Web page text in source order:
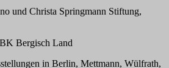
und Christa Springmann Stiftung,
Bergisch Land
in Berlin, Mettmann, Wülfrath,